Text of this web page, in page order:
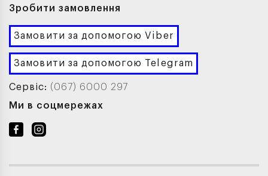
Зробити замовлення
Замовити за допомогою Viber
Замовити за допомогою Telegram
Сервіс: (067) 6000 297
Ми в соцмережах